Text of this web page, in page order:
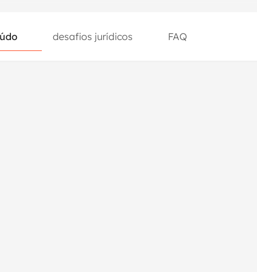
desafios jurídicos
FAQ